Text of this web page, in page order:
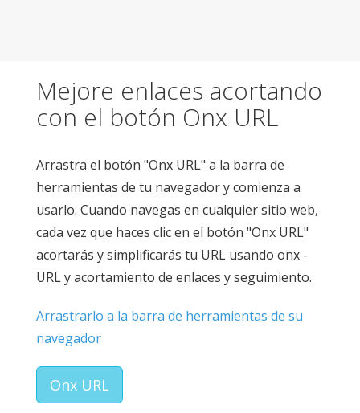
Mejore enlaces acortando
con el botón Onx URL
Arrastra el botón "Onx URL" a la barra de
herramientas de tu navegador y comienza a
usarlo. Cuando navegas en cualquier sitio web,
cada vez que haces clic en el botón "Onx URL"
acortarás y simplificarás tu URL usando onx -
URL y acortamiento de enlaces y seguimiento.
Arrastrarlo a la barra de herramientas de su
navegador
Onx URL